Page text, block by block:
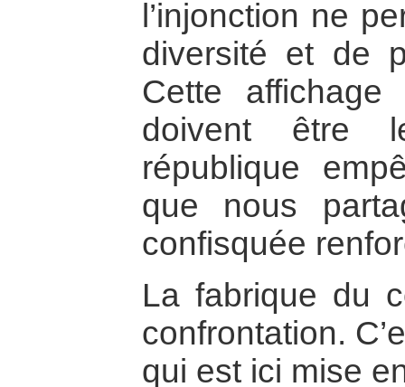
l’injonction ne
diversité et de
Cette
doivent être
république
que nous
confisquée
La fabrique du
confrontation.
qui est ici mise